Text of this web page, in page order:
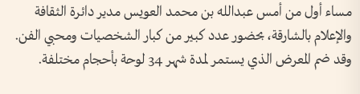
مساء أول من أمس عبدالله بن محمد العويس مدير دائرة الثقافة
والإعلام بالشارقة، بحضور عدد كبير من كبار الشخصيات ومحبي الفن.
وقد ضم المعرض الذي يستمر لمدة شهر 34 لوحة بأحجام مختلفة.